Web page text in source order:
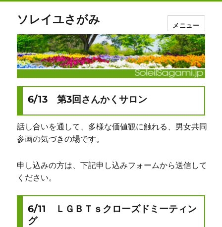
ソレイユさがみ メニュー
6/13 第3回さんかくサロン
話し合いを通して、多様な価値観に触れる、男女共同
参画の気づきの場です。
申し込みの方は、下記申し込みフォームから送信して
ください。
6/11 ＬＧＢＴｓクローズドミーティン
グ